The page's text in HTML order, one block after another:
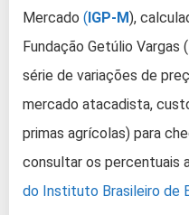
Mercado ( IGP-M),
Fundação Getúlio Vargas
série de variações de
mercado atacadista,
primas agrícolas) para
consultar os percentuais
do Instituto Brasileiro de